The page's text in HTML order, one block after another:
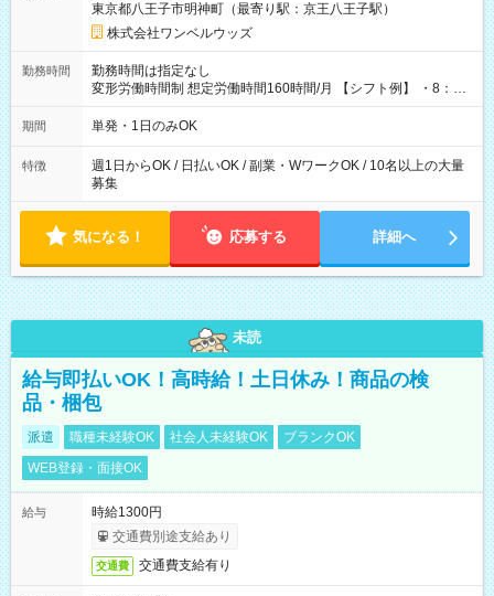
東京都八王子市明神町（最寄り駅：京王八王子駅）
株式会社ワンベルウッズ
勤務時間
勤務時間は指定なし
変形労働時間制 想定労働時間160時間/月 【シフト例】 ・8：00
～21：00
期間 単発・1日のみOK
特徴
週1日からOK / 日払いOK / 副業・WワークOK / 10名以上の大量
募集
気になる！ 応募する 詳細へ
未読
給与即払いOK！高時給！土日休み！商品の検
品・梱包
派遣 職種未経験OK 社会人未経験OK
ブランクOK
WEB登録・面接OK
給与
時給1300円
交通費別途支給あり
交通費 交通費支給有り